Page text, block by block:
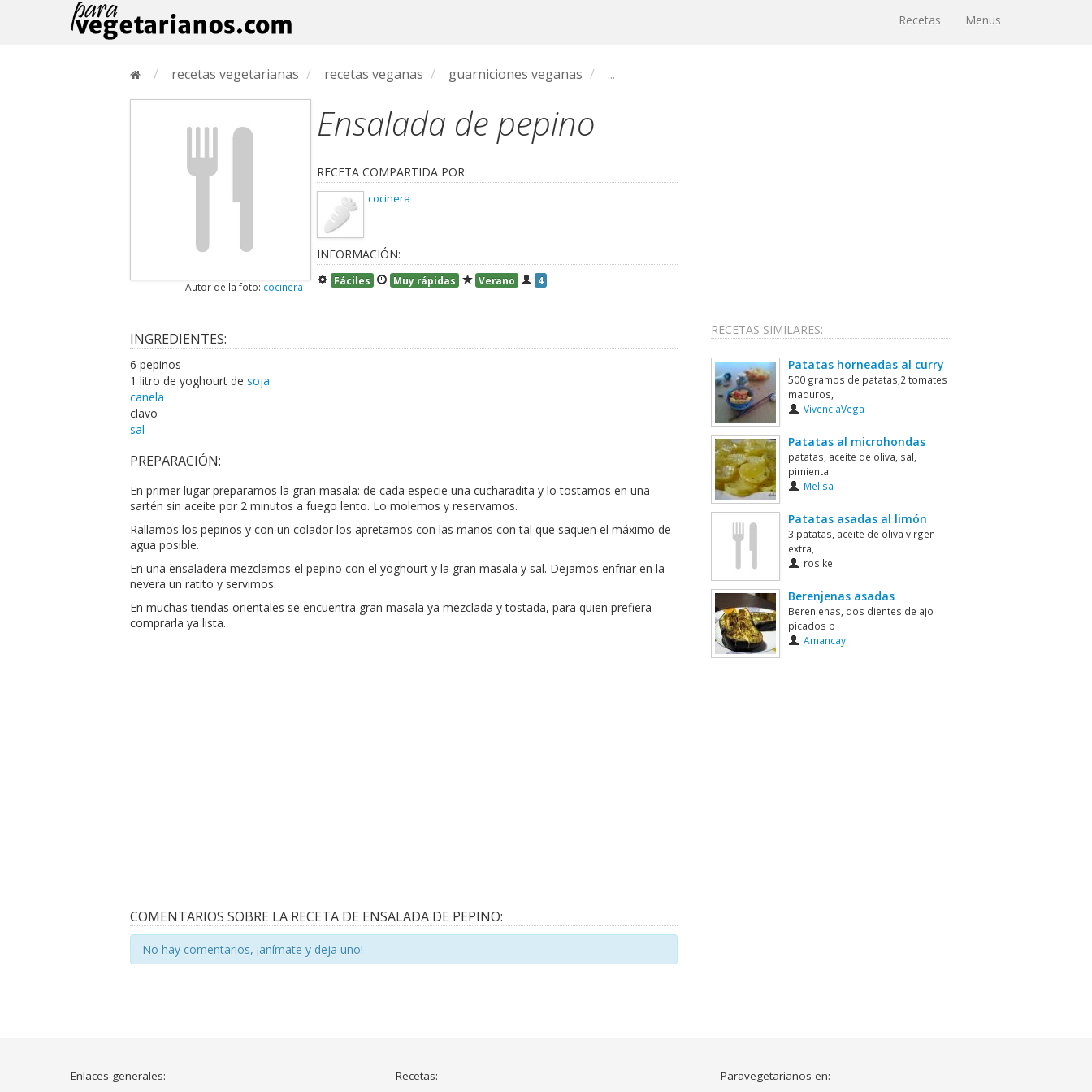
Recetas Menus
/ recetas vegetarianas / recetas veganas / guarniciones veganas / ...
Autor de la foto: cocinera
Ensalada de pepino
RECETA COMPARTIDA POR:
cocinera
INFORMACIÓN:
Fáciles Muy rápidas Verano 4
INGREDIENTES:
6 pepinos
1 litro de yoghourt de soja
canela
clavo
sal
PREPARACIÓN:
En primer lugar preparamos la gran masala: de cada especie una cucharadita y lo tostamos en una
sartén sin aceite por 2 minutos a fuego lento. Lo molemos y reservamos.
Rallamos los pepinos y con un colador los apretamos con las manos con tal que saquen el máximo de
agua posible.
En una ensaladera mezclamos el pepino con el yoghourt y la gran masala y sal. Dejamos enfriar en la
nevera un ratito y servimos.
En muchas tiendas orientales se encuentra gran masala ya mezclada y tostada, para quien prefiera
comprarla ya lista.
COMENTARIOS SOBRE LA RECETA DE ENSALADA DE PEPINO:
No hay comentarios, ¡anímate y deja uno!
RECETAS SIMILARES:
Patatas horneadas al curry
500 gramos de patatas,2 tomates
maduros,
VivenciaVega
Patatas al microhondas
patatas, aceite de oliva, sal,
pimienta
Melisa
Patatas asadas al limón
3 patatas, aceite de oliva virgen
extra,
rosike
Berenjenas asadas
Berenjenas, dos dientes de ajo
picados p
Amancay
Enlaces generales: Recetas: Paravegetarianos en: